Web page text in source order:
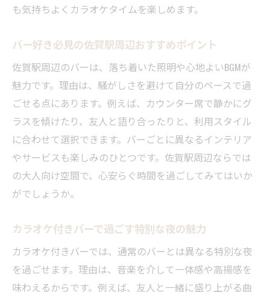
佐賀駅周辺バーで音楽を堪能する秘訣
バーで音楽とお酒を味わう至福の時間
音楽で盛り上がるバーのおすすめ体験
話題のカラオケバーで夜を彩る方法
カラオケバーで特別な夜を過ごすポイント
バーとカラオケの融合が話題の理由に迫る
夜遊びに最適なカラオケバーの選び方
バー好き注目のカラオケバー活用術
カラオケバーで大人の夜を華やかに演出
バーとカラオケの融合がもたらす魅力
バーとカラオケが生む大人の贅沢な空間
佐賀駅周辺で体感するバーと音楽の調和
も気持ちよくカラオケタイムを楽しめます。
バー好き必見の佐賀駅周辺おすすめポイント
佐賀駅周辺のバーは、落ち着いた照明や心地よいBGMが
魅力です。理由は、騒がしさを避けて自分のペースで過
ごせる点にあります。例えば、カウンター席で静かにグ
ラスを傾けたり、友人と語り合ったりと、利用スタイル
に合わせて選択できます。バーごとに異なるインテリア
やサービスも楽しみのひとつです。佐賀駅周辺ならでは
の大人向け空間で、心安らぐ時間を過ごしてみてはいか
がでしょうか。
カラオケ付きバーで過ごす特別な夜の魅力
カラオケ付きバーでは、通常のバーとは異なる特別な夜
を過ごせます。理由は、音楽を介して一体感や高揚感を
味わえるからです。例えば、友人と一緒に盛り上がる曲